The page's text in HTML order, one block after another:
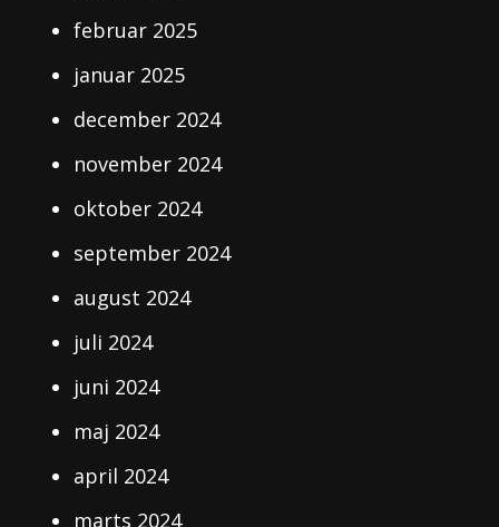
februar 2025
januar 2025
december 2024
november 2024
oktober 2024
september 2024
august 2024
juli 2024
juni 2024
maj 2024
april 2024
marts 2024